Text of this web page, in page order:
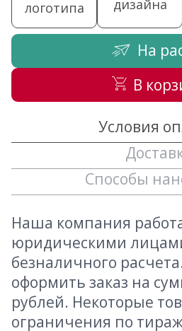
логотипа
дизайна
На
В
Условия
Способы
Наша компания
юридическими
безналичного
оформить заказ на
рублей. Некоторые
ограничения по